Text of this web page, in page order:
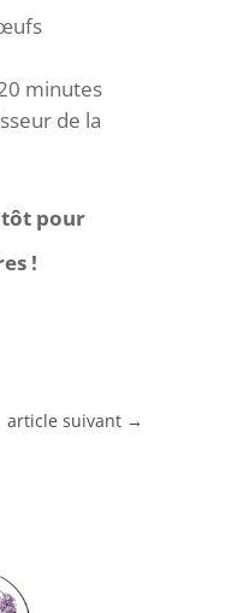
minutes
de la
pour
!
article suivant→